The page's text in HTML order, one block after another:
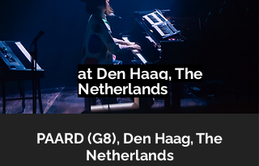
at Den Haag, The
Netherlands
PAARD (G8), Den Haag, The
Netherlands